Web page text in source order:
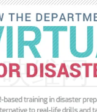
映维